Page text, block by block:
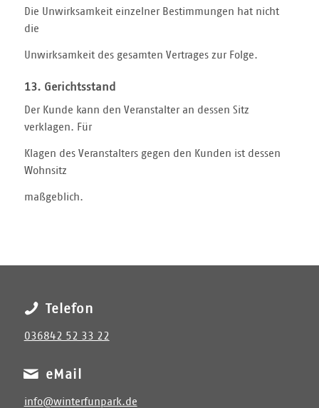
Die Unwirksamkeit einzelner Bestimmungen hat nicht
die
Unwirksamkeit des gesamten Vertrages zur Folge.
13. Gerichtsstand
Der Kunde kann den Veranstalter an dessen Sitz
verklagen. Für
Klagen des Veranstalters gegen den Kunden ist dessen
Wohnsitz
maßgeblich.
Telefon
036842 52 33 22
eMail
info@winterfunpark.de